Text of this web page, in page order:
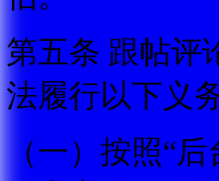
第五条 跟帖评
法履行以下义
（一）按照“